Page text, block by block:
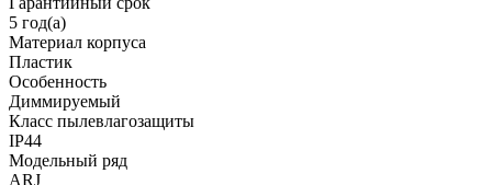
5 год(а)
Материал корпуса
Пластик
Особенность
Диммируемый
Класс пылевлагозащиты
IP44
Модельный ряд
ARJ